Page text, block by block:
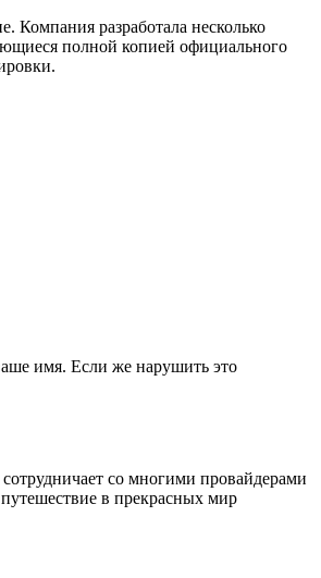
Компания разработала несколько
полной копией официального
имя. Если же нарушить это
со многими провайдерами
в прекрасных мир